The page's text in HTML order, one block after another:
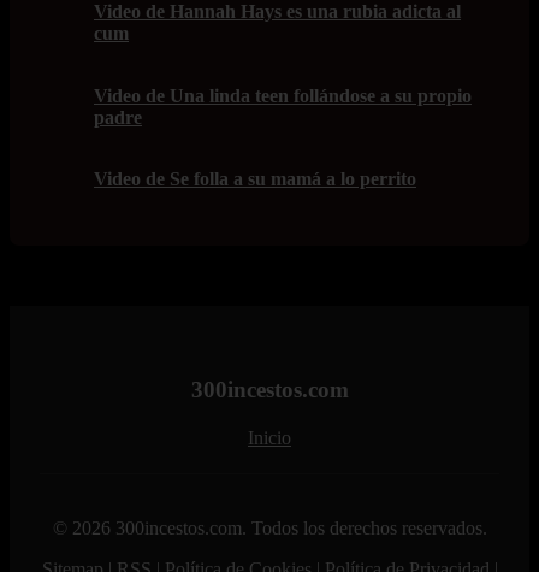
Video de Hannah Hays es una rubia adicta al
cum
Video de Una linda teen follándose a su propio
padre
Video de Se folla a su mamá a lo perrito
300incestos.com
Inicio
© 2026 300incestos.com. Todos los derechos reservados.